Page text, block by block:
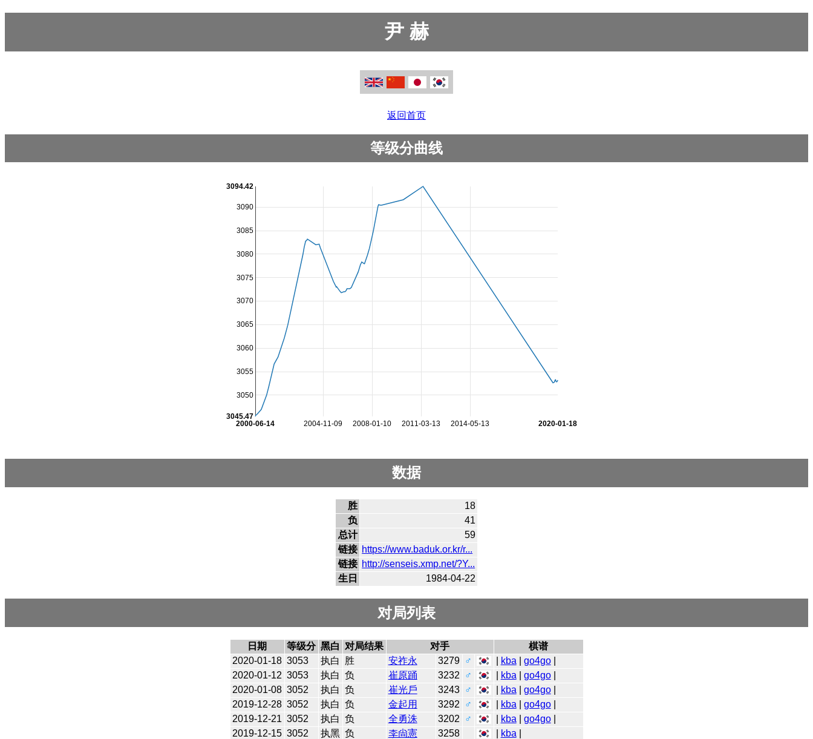
尹 赫
返回首页
等级分曲线
2004-11-09 2008-01-10 2011-03-13 2014-05-13
2000-06-14 2020-01-18
3050
3055
3060
3065
3070
3075
3080
3085
3090
3045.47
3094.42
数据
胜
18
负
41
总计
59
链接 https://www.baduk.or.kr/r...
链接 http://senseis.xmp.net/?Y...
生日
1984-04-22
对局列表
日期 等级分 黑白 对局结果 对手
棋谱
2020-01-18 3053 执白 胜 安祚永 3279 ♂ kba go4go|
2020-01-12 3053 执白 负 崔原踊 3232 ♂ kba go4go|
2020-01-08 3052 执白 负 崔光戶 3243 ♂ kba go4go|
2019-12-28 3052 执白 负 金起用 3292 ♂ kba go4go|
2019-12-21 3052 执白 负 全勇洙 3202 ♂ kba go4go|
2019-12-15 3052 执黑 负 李尙憲 3258 kba